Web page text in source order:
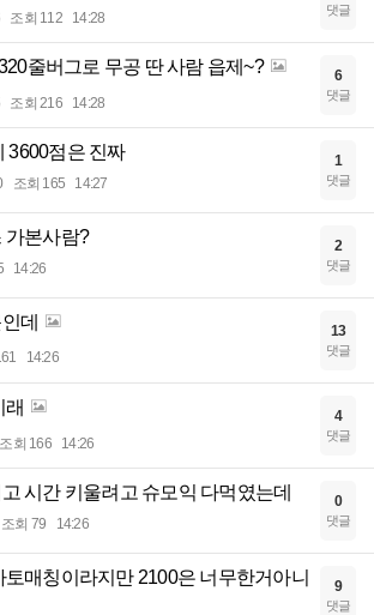
조회 112 14:28 댓글
줄버그로 무공 딴 사람 읍제~?
조회 216 14:28
6
댓글
3600점은 진짜
조회 165 14:27
1
댓글
가본사람?
14:26
2
댓글
데
14:26
13
댓글
래
조회 166 14:26
4
댓글
시간 키울려고 슈모익 다먹였는데
조회 79 14:26
0
댓글
토매칭이라지만 2100은 너무한거아니
9
댓글